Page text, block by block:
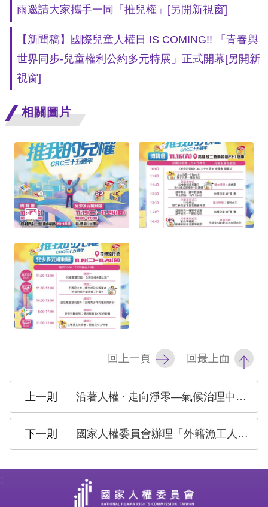
語
言
兒少版
回
首
頁
網
站
導
網
站
安
全
私
保
護
雨邀請大家攜手一同「推兒權」 [另開新視窗]
【新聞稿】國際兒童人權日 IS COMING!! 「青春與
世界同步-兒童權利公約多元特展」正式開幕[另開新
視窗]
相關圖片
回上一頁 回最上面
沿著人權 ∙ 走向淨零—氣候治理中的環境人權論壇
國家人權委員會辦理「外籍漁工人權議題利害關係人之行動與對話」